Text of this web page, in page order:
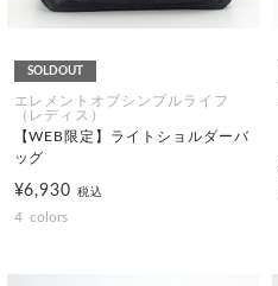
SOLDOUT
エレメントオブシンプルライフ
（レディス）
【WEB限定】ライトショルダーバ
ッグ
¥6,930税込
4 colors